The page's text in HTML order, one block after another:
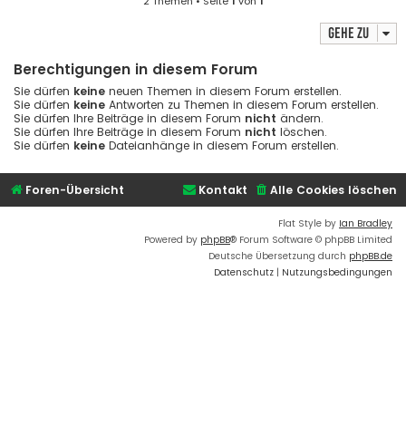
Gehe zu
Berechtigungen in diesem Forum
Sie dürfen keine neuen Themen in diesem Forum erstellen.
Sie dürfen keine Antworten zu Themen in diesem Forum erstellen.
Sie dürfen Ihre Beiträge in diesem Forum nicht ändern.
Sie dürfen Ihre Beiträge in diesem Forum nicht löschen.
Sie dürfen keine Dateianhänge in diesem Forum erstellen.
Foren-Übersicht Alle Cookies löschen
Kontakt
Flat Style by Ian Bradley
Powered by phpBB® Forum Software © phpBB Limited
Deutsche Übersetzung durch phpBB.de
Datenschutz | Nutzungsbedingungen